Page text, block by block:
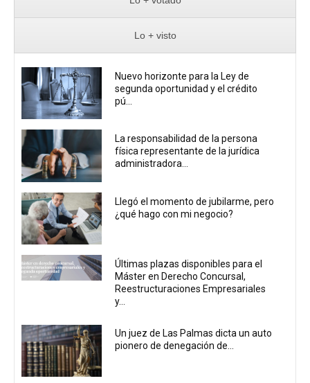
Lo + visto
Nuevo horizonte para la Ley de
segunda oportunidad y el crédito
pú...
La responsabilidad de la persona
física representante de la jurídica
administradora...
Llegó el momento de jubilarme, pero
¿qué hago con mi negocio?
Últimas plazas disponibles para el
Máster en Derecho Concursal,
Reestructuraciones Empresariales
y...
Un juez de Las Palmas dicta un auto
pionero de denegación de...